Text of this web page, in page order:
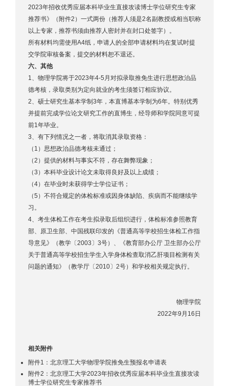
2023年招收优秀应届本科毕业生直接攻读博士学位研究生专家
推荐书》（附件2）一式两份（推荐人须是2名副教授或相当职称
以上专家，推荐书须由推荐人密封并在封口处签字）。
所有材料均需使用A4纸，申请人的全部申请材料均在复试时提
交学院审核备案，提交的材料恕不退还。
六、其他
1、物理学院将于2023年4-5月对拟录取推免生进行思想政治品
德考核，录取类别为定向就业的考生须签订相应协议。
2、硕士研究生基本学制3年，本直博基本学制为6年。特别优秀
并提前完成学位论文研究工作的直博生，经导师和学院同意可提
前1年毕业。
3、有下列情况之一者，将取消其录取资格：
（1）思想政治品德考核未通过；
（2）提供的材料与事实不符，存在舞弊现象；
（3）本科毕业设计论文未取得良好及以上成绩；
（4）在毕业时未获得学士学位证书；
（5）不符合规定的体检标准或因身体缺陷、疾病而不能继续学
习。
4、考生体检工作在考生拟录取后组织进行，体检标准参照教育
部、原卫生部、中国残联印发的《普通高等学校招生体检工作指
导意见》（教学〔2003〕3号）、《教育部办公厅 卫生部办公厅
关于普通高等学校招生学生入学身体检查取消乙肝项目检测有关
问题的通知》（教学厅〔2010〕2号）和学校相关规定执行。
物理学院
2022年9月16日
相关附件
附件1：北京理工大学物理学院推免生预报名申请表
附件2：北京理工大学2023年招收优秀应届本科毕业生直接攻读
博士学位研究生专家推荐书